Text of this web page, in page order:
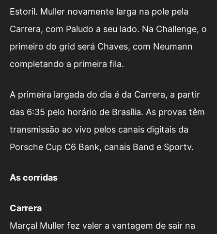
Estoril. Muller novamente larga na pole pela
Carrera, com Paludo a seu lado. Na Challenge, o
primeiro do grid será Chaves, com Neumann
completando a primeira fila.
A primeira largada do dia é da Carrera, a partir
das 6:35 pelo horário de Brasília. As provas têm
transmissão ao vivo pelos canais digitais da
Porsche Cup C6 Bank, canais Band e Sportv.
As corridas
Carrera
Marçal Muller fez valer a vantagem de sair na